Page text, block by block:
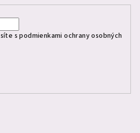
spodmienkami ochrany osobných